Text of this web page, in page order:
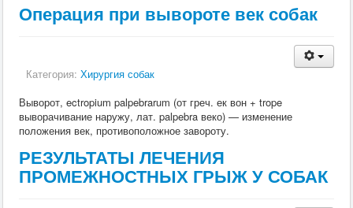
Операция при вывороте век собак
Категория: Хирургия собак
Выворот, ectropium palpebrarum (от греч. ек вон + trope
выворачивание наружу, лат. palpebra веко) — изменение
положения век, противоположное завороту.
РЕЗУЛЬТАТЫ ЛЕЧЕНИЯ
ПРОМЕЖНОСТНЫХ ГРЫЖ У СОБАК